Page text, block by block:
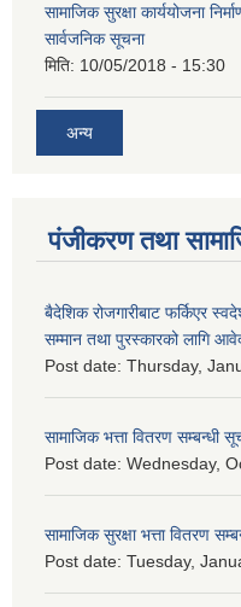
सामाजिक सुरक्षा कार्ययोजना
सार्वजनिक सूचना
मिति: 10/05/2018 - 15:30
अन्य
पंजीकरण तथा
बैदेशिक रोजगारीबाट फर्किएर
सम्मान तथा पुरस्कारको लागि
Post date: Thursday,
सामाजिक भत्ता वितरण सम्बन्धी
Post date: Wednesday,
सामाजिक सुरक्षा भत्ता वितरण
Post date: Tuesday,